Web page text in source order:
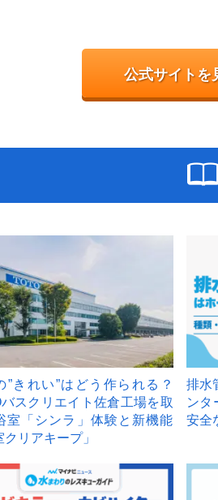
公式サイトを
”きれい”はどう作られる？
スクリエイト佐倉工場を取
室「シンラ」体験と新機能
クリアキープ」
排水
ンタ
安全